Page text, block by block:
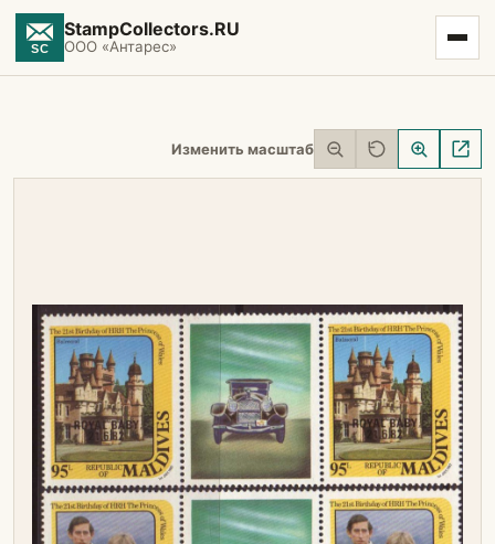
StampCollectors.RU
ООО «Антарес»
Изменить масштаб